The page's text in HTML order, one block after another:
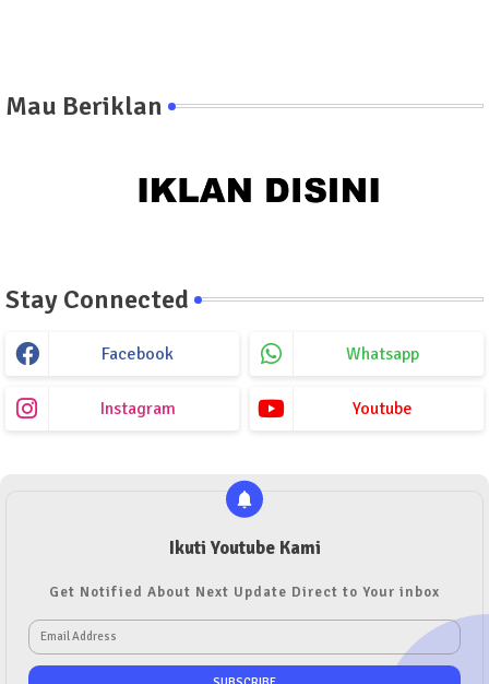
Mau Beriklan
Stay Connected
Facebook Whatsapp
Instagram Youtube
Ikuti Youtube Kami
Get Notified About Next Update Direct to Your inbox